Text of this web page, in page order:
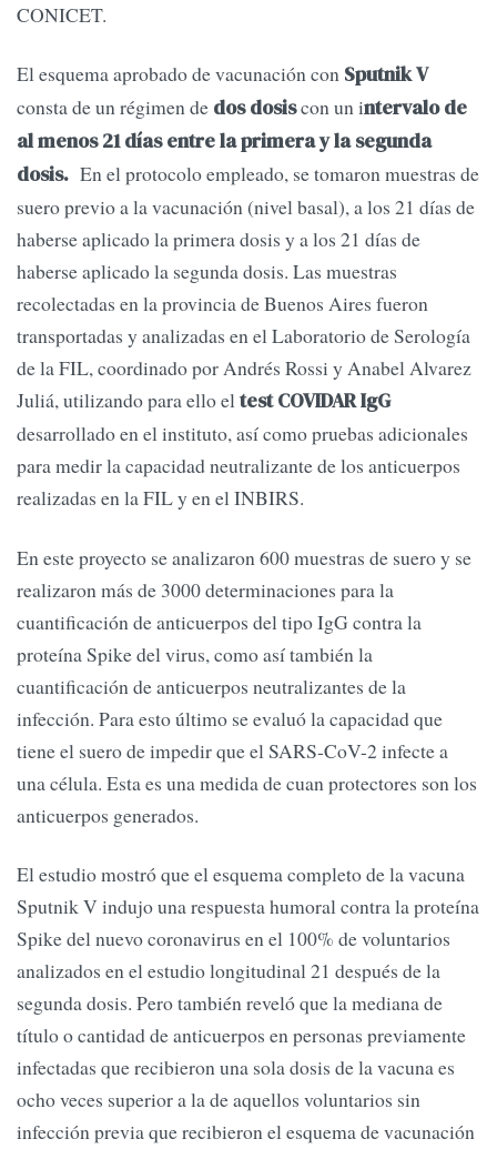
CONICET.
El esquema aprobado de vacunación con Sputnik V
consta de un régimen de dos dosiscon un intervalo de
al menos 21 días entre la primera y la segunda
dosis. En el protocolo empleado, se tomaron muestras de
suero previo a la vacunación (nivel basal), a los 21 días de
haberse aplicado la primera dosis y a los 21 días de
haberse aplicado la segunda dosis. Las muestras
recolectadas en la provincia de Buenos Aires fueron
transportadas y analizadas en el Laboratorio de Serología
de la FIL, coordinado por Andrés Rossi y Anabel Alvarez
Juliá, utilizando para ello eltest COVIDAR IgG
desarrollado en el instituto, así como pruebas adicionales
para medir la capacidad neutralizante de los anticuerpos
realizadas en la FIL y en el INBIRS.
En este proyecto se analizaron 600 muestras de suero y se
realizaron más de 3000 determinaciones para la
cuantificación de anticuerpos del tipo IgG contra la
proteína Spike del virus, como así también la
cuantificación de anticuerpos neutralizantes de la
infección. Para esto último se evaluó la capacidad que
tiene el suero de impedir que el SARS-CoV-2 infecte a
una célula. Esta es una medida de cuan protectores son los
anticuerpos generados.
El estudio mostró que el esquema completo de la vacuna
Sputnik V indujo una respuesta humoral contra la proteína
Spike del nuevo coronavirus en el 100% de voluntarios
analizados en el estudio longitudinal 21 después de la
segunda dosis. Pero también reveló que la mediana de
título o cantidad de anticuerpos en personas previamente
infectadas que recibieron una sola dosis de la vacuna es
ocho veces superior a la de aquellos voluntarios sin
infección previa que recibieron el esquema de vacunación